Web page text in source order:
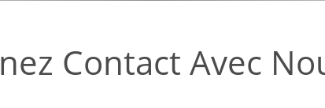
Contact Avec